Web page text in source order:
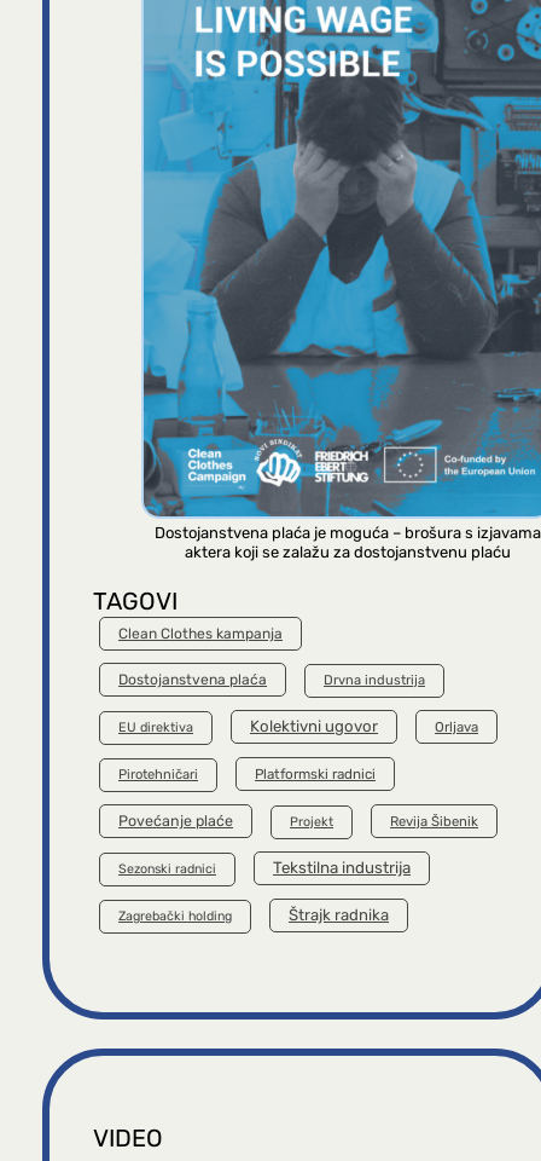
Dostojanstvena plaća je moguća – brošura s izjavama
aktera koji se zalažu za dostojanstvenu plaću
TAGOVI
Clean Clothes kampanja
Dostojanstvena plaća Drvna industrija
EU direktiva Kolektivni ugovor Orljava
Pirotehničari Platformski radnici
Povećanje plaće Projekt Revija Šibenik
Sezonski radnici Tekstilna industrija
Zagrebački holding Štrajk radnika
VIDEO